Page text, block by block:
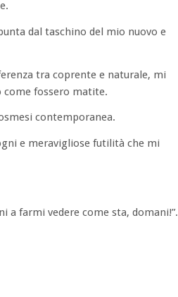
dal taschino del mio nuovo e
tra coprente e naturale, mi
come fossero matite.
contemporanea.
e meravigliose futilità che mi
a farmi vedere come sta, domani!”.